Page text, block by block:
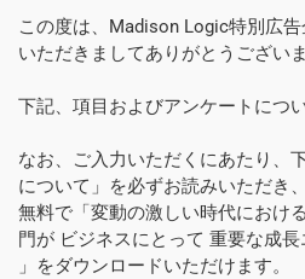
この度は、Madison Logic特別広
いただきましてありがとうございま
下記、項目およびアンケートにつ
なお、ご入力いただくにあたり、
について」を必ずお読みいただき
無料で「変動の激しい時代におけ
門が ビジネスにとって 重要な成
」をダウンロードいただけます。